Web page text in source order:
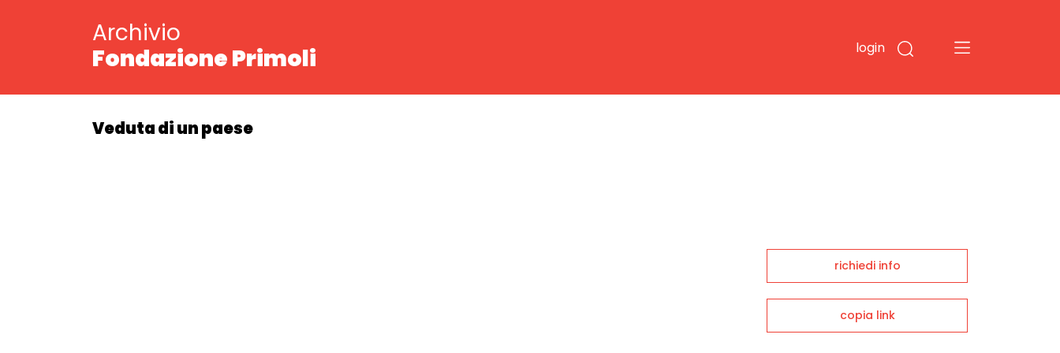
Archivio
Fondazione Primoli
login
Veduta di un paese
richiedi info
copia link